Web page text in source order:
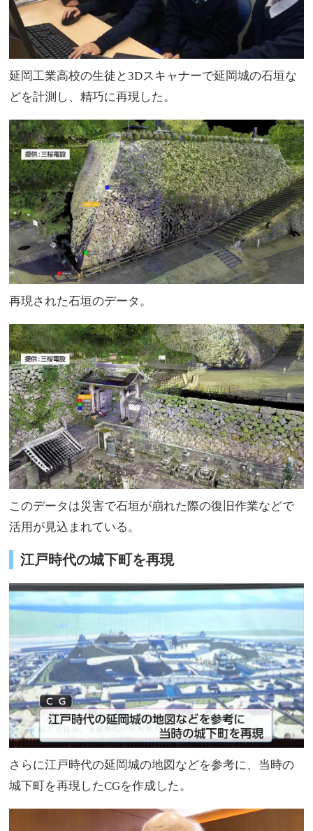
延岡工業高校の生徒と3Dスキャナーで延岡城の石垣な
どを計測し、精巧に再現した。
再現された石垣のデータ。
このデータは災害で石垣が崩れた際の復旧作業などで
活用が見込まれている。
江戸時代の城下町を再現
さらに江戸時代の延岡城の地図などを参考に、当時の
城下町を再現したCGを作成した。